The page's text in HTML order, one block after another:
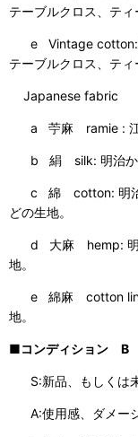
テーブルクロス、ティ
e Vintage
テーブルクロス、ティ
Japanese fabric
a 苧麻 ramie : 江戸
b 絹 silk: 明治から
c 綿 cotton: 明治か
どの生地。
d 大麻 hemp: 明治
地。
e 綿麻 cotton
地。
■コンディション B
S:新品、もしくは未
A:使用感、ダメージ